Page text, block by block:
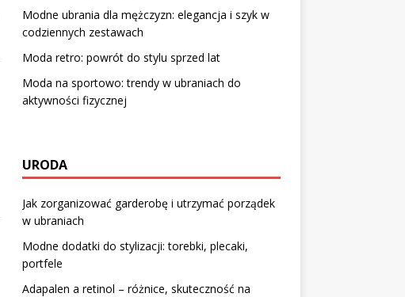
Modne ubrania dla mężczyzn: elegancja i szyk w
codziennych zestawach
Moda retro: powrót do stylu sprzed lat
Moda na sportowo: trendy w ubraniach do
aktywności fizycznej
URODA
Jak zorganizować garderobę i utrzymać porządek
w ubraniach
Modne dodatki do stylizacji: torebki, plecaki,
portfele
Adapalen a retinol – różnice, skuteczność na